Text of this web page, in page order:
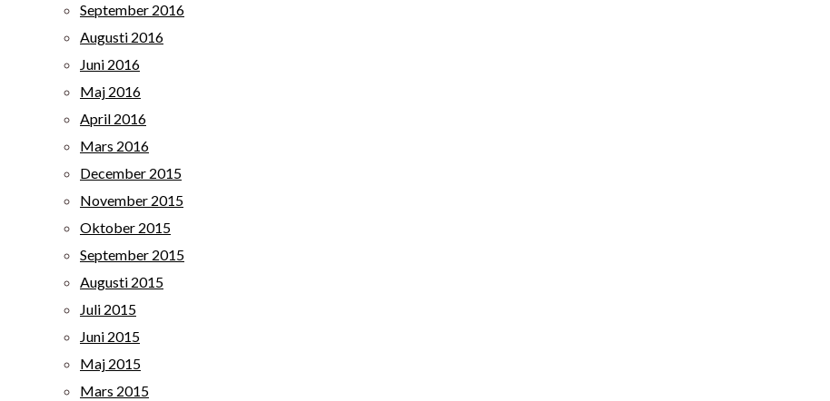
September 2016
Augusti 2016
Juni 2016
Maj 2016
April 2016
Mars 2016
December 2015
November 2015
Oktober 2015
September 2015
Augusti 2015
Juli 2015
Juni 2015
Maj 2015
Mars 2015